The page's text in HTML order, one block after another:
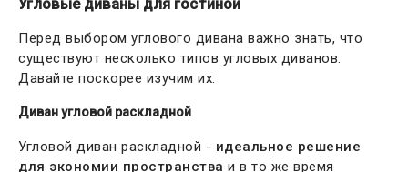
Угловые диваны для гостиной
Перед выбором углового дивана важно знать, что
существуют несколько типов угловых диванов.
Давайте поскорее изучим их.
Диван угловой раскладной
Угловой диван раскладной - идеальное решение
для экономии пространства и в то же время